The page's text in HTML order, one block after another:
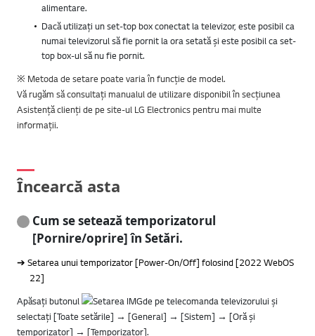
alimentare.
Dacă utilizați un set-top box conectat la televizor, este posibil ca
numai televizorul să fie pornit la ora setată și este posibil ca set-
top box-ul să nu fie pornit.
※ Metoda de setare poate varia în funcție de model.
Vă rugăm să consultați manualul de utilizare disponibil în secțiunea
Asistență clienți de pe site-ul LG Electronics pentru mai multe
informații.
Încearcă asta
Cum se setează temporizatorul
[Pornire/oprire] în Setări.
➔ Setarea unui temporizator [Power-On/Off] folosind [2022 WebOS
22]
Apăsați butonul
de pe telecomanda televizorului și
selectați [Toate setările] → [General] → [Sistem] → [Oră și
temporizator] → [Temporizator].